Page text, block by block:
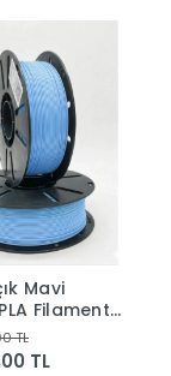
Mavi
Filament
kg
TL
TL